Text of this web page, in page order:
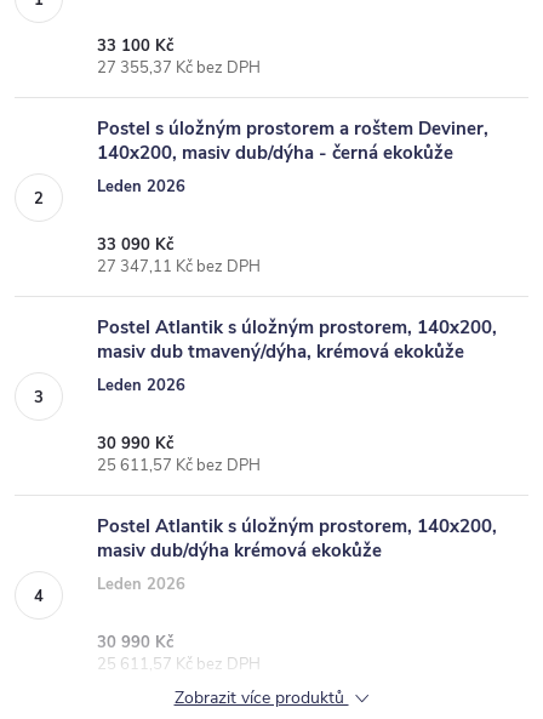
33 100 Kč
27 355,37 Kč bez DPH
Postel s úložným prostorem a roštem Deviner,
140x200, masiv dub/dýha - černá ekokůže
Leden 2026
33 090 Kč
27 347,11 Kč bez DPH
Postel Atlantik s úložným prostorem, 140x200,
masiv dub tmavený/dýha, krémová ekokůže
Leden 2026
30 990 Kč
25 611,57 Kč bez DPH
Postel Atlantik s úložným prostorem, 140x200,
masiv dub/dýha krémová ekokůže
Leden 2026
30 990 Kč
25 611,57 Kč bez DPH
Zobrazit více produktů